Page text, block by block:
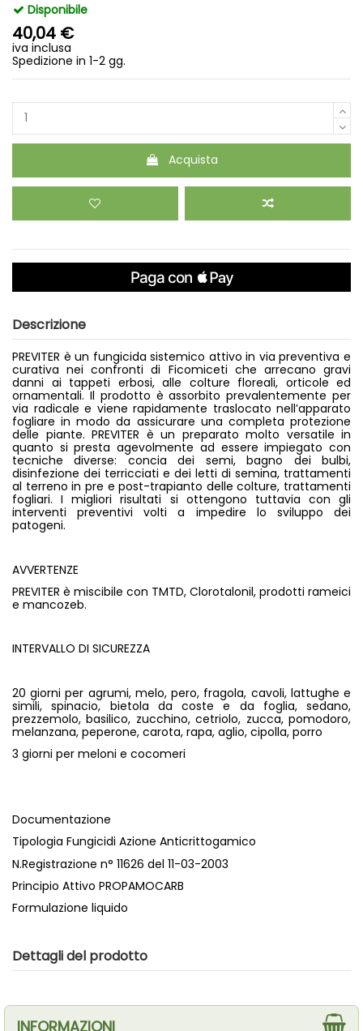
Disponibile
40,04 €
iva inclusa
Spedizione in 1-2 gg.
Acquista
Descrizione
PREVITER è un fungicida sistemico attivo in via preventiva e
curativa nei confronti di Ficomiceti che arrecano gravi
danni ai tappeti erbosi, alle colture floreali, orticole ed
ornamentali. Il prodotto è assorbito prevalentemente per
via radicale e viene rapidamente traslocato nell’apparato
fogliare in modo da assicurare una completa protezione
delle piante. PREVITER è un preparato molto versatile in
quanto si presta agevolmente ad essere impiegato con
tecniche diverse: concia dei semi, bagno dei bulbi,
disinfezione dei terricciati e dei letti di semina, trattamenti
al terreno in pre e post-trapianto delle colture, trattamenti
fogliari. I migliori risultati si ottengono tuttavia con gli
interventi preventivi volti a impedire lo sviluppo dei
patogeni.
AVVERTENZE
PREVITER è miscibile con TMTD, Clorotalonil, prodotti rameici
e mancozeb.
INTERVALLO DI SICUREZZA
20 giorni per agrumi, melo, pero, fragola, cavoli, lattughe e
simili, spinacio, bietola da coste e da foglia, sedano,
prezzemolo, basilico, zucchino, cetriolo, zucca, pomodoro,
melanzana, peperone, carota, rapa, aglio, cipolla, porro
3 giorni per meloni e cocomeri
Documentazione
Tipologia Fungicidi Azione Anticrittogamico
N.Registrazione n° 11626 del 11-03-2003
Principio Attivo PROPAMOCARB
Formulazione liquido
Dettagli del prodotto
INFORMAZIONI